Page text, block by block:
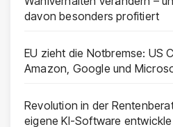
davon besonders profitiert
EU zieht die Notbremse: US
Amazon, Google und
Revolution in der
eigene KI-Software entwickle